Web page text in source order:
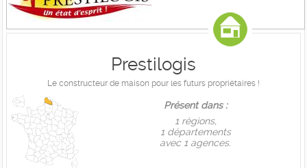
Prestilogis
Le constructeur de maison pour les futurs propriétaires !
Présent dans :
1 règions,
1 départements
avec 1 agences.